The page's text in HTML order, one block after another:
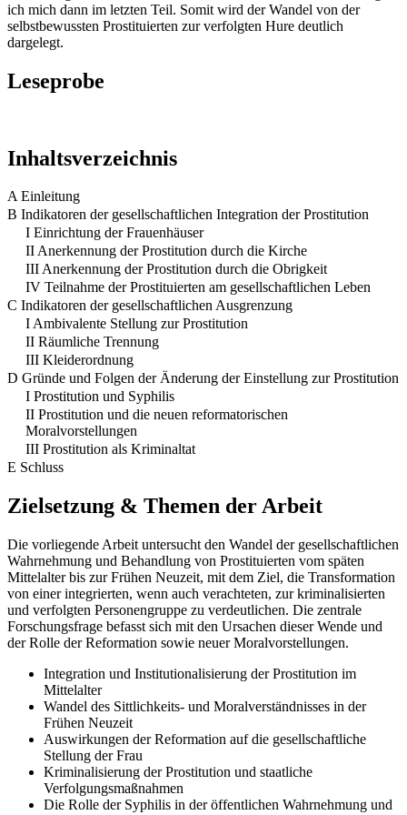
ich mich dann im letzten Teil. Somit wird der Wandel von der
selbstbewussten Prostituierten zur verfolgten Hure deutlich
dargelegt.
Leseprobe
Inhaltsverzeichnis
A Einleitung
B Indikatoren der gesellschaftlichen Integration der Prostitution
I Einrichtung der Frauenhäuser
II Anerkennung der Prostitution durch die Kirche
III Anerkennung der Prostitution durch die Obrigkeit
IV Teilnahme der Prostituierten am gesellschaftlichen Leben
C Indikatoren der gesellschaftlichen Ausgrenzung
I Ambivalente Stellung zur Prostitution
II Räumliche Trennung
III Kleiderordnung
D Gründe und Folgen der Änderung der Einstellung zur Prostitution
I Prostitution und Syphilis
II Prostitution und die neuen reformatorischen
Moralvorstellungen
III Prostitution als Kriminaltat
E Schluss
Zielsetzung & Themen der Arbeit
Die vorliegende Arbeit untersucht den Wandel der gesellschaftlichen
Wahrnehmung und Behandlung von Prostituierten vom späten
Mittelalter bis zur Frühen Neuzeit, mit dem Ziel, die Transformation
von einer integrierten, wenn auch verachteten, zur kriminalisierten
und verfolgten Personengruppe zu verdeutlichen. Die zentrale
Forschungsfrage befasst sich mit den Ursachen dieser Wende und
der Rolle der Reformation sowie neuer Moralvorstellungen.
Integration und Institutionalisierung der Prostitution im
Mittelalter
Wandel des Sittlichkeits- und Moralverständnisses in der
Frühen Neuzeit
Auswirkungen der Reformation auf die gesellschaftliche
Stellung der Frau
Kriminalisierung der Prostitution und staatliche
Verfolgungsmaßnahmen
Die Rolle der Syphilis in der öffentlichen Wahrnehmung und